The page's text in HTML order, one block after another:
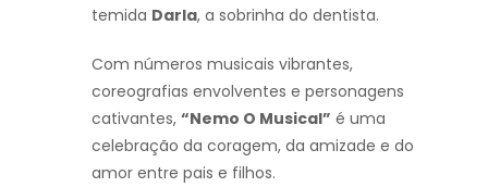
temida Darla, a sobrinha do dentista.
Com números musicais vibrantes,
coreografias envolventes e personagens
cativantes, “Nemo O Musical” é uma
celebração da coragem, da amizade e do
amor entre pais e filhos.